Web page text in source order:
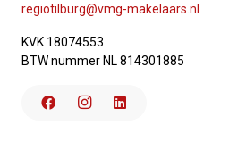
regiotilburg@vmg-makelaars.nl
KVK 18074553
BTW nummer NL 814301885